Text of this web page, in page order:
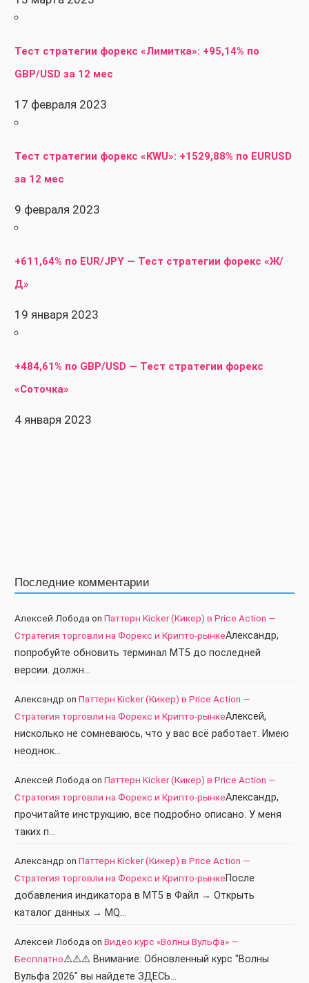
Тест стратегии форекс «Лимитка»: +95,14% по
GBP/USD за 12 мес
17 февраля 2023
Тест стратегии форекс «KWU»: +1529,88% по EURUSD
за 12 мес
9 февраля 2023
+611,64% по EUR/JPY — Тест стратегии форекс «Ж/
Д»
19 января 2023
+484,61% по GBP/USD — Тест стратегии форекс
«Соточка»
4 января 2023
Последние комментарии
Алексей Лобода on Паттерн Kicker (Кикер) в Price Action —
Стратегия торговли на Форекс и Крипто-рынкеАлександр,
попробуйте обновить терминал МТ5 до последней
версии. должн…
Александр on Паттерн Kicker (Кикер) в Price Action —
Стратегия торговли на Форекс и Крипто-рынкеАлексей,
нисколько не сомневаюсь, что у вас всё работает. Имею
неоднок…
Алексей Лобода on Паттерн Kicker (Кикер) в Price Action —
Стратегия торговли на Форекс и Крипто-рынкеАлександр,
прочитайте инструкцию, все подробно описано. У меня
таких п…
Александр on Паттерн Kicker (Кикер) в Price Action —
Стратегия торговли на Форекс и Крипто-рынкеПосле
добавления индикатора в МТ5 в Файл → Открыть
каталог данных → MQ…
Алексей Лобода on Видео курс «Волны Вульфа» —
Бесплатно⚠️⚠️⚠️ Внимание: Обновленный курс "Волны
Вульфа 2026" вы найдете ЗДЕСЬ…